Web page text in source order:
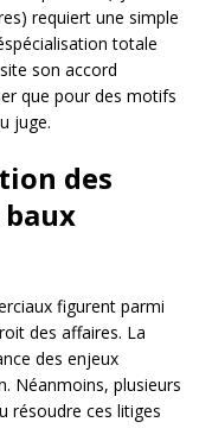
requiert une simple
totale
son accord
que pour des motifs
juge.
des
figurent parmi
des affaires. La
des enjeux
Néanmoins, plusieurs
résoudre ces litiges